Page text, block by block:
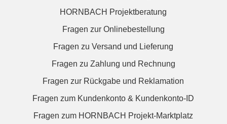
HORNBACH Projektberatung
Fragen zur Onlinebestellung
Fragen zu Versand und Lieferung
Fragen zu Zahlung und Rechnung
Fragen zur Rückgabe und Reklamation
Fragen zum Kundenkonto & Kundenkonto-ID
Fragen zum HORNBACH Projekt-Marktplatz